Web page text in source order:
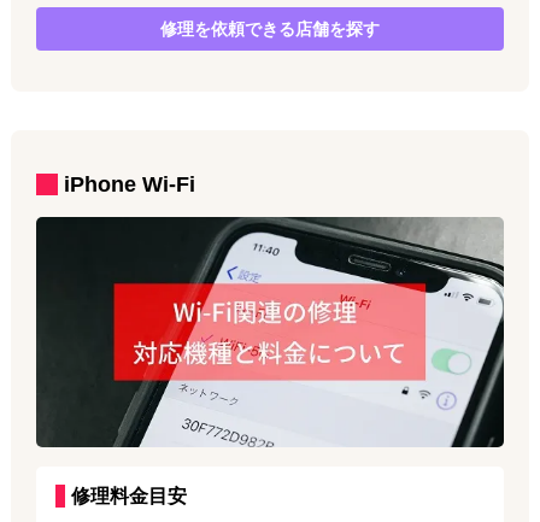
修理を依頼できる店舗を探す
iPhone Wi-Fi
修理料金目安